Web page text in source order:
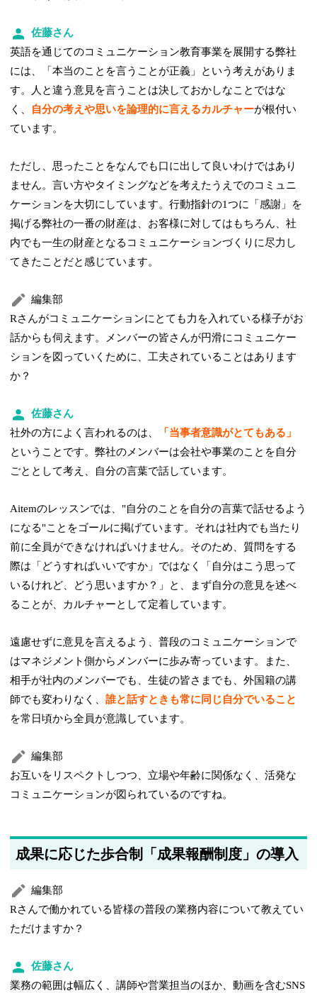
佐藤さん
英語を通じてのコミュニケーション教育事業を展開する弊社
には、「本当のことを言うことが正義」という考えがありま
す。人と違う意見を言うことは決しておかしなことではな
く、
自分の考えや思いを論理的に言えるカルチャーが根付い
ています。
ただし、思ったことをなんでも口に出して良いわけではあり
ません。言い方やタイミングなどを考えたうえでのコミュニ
ケーションを大切にしています。行動指針の1つに「感謝」を
掲げる弊社の一番の財産は、お客様に対してはもちろん、社
内でも一生の財産となるコミュニケーションづくりに尽力し
てきたことだと感じています。
編集部
Rさんがコミュニケーションにとても力を入れている様子がお
話からも伺えます。メンバーの皆さんが円滑にコミュニケー
ションを図っていくために、工夫されていることはあります
か？
佐藤さん
社外の方によく言われるのは、
「当事者意識がとてもある」
ということです。弊社のメンバーは会社や事業のことを自分
ごととして考え、自分の言葉で話しています。
Aitemのレッスンでは、"自分のことを自分の言葉で話せるよう
になる"ことをゴールに掲げています。それは社内でも当たり
前に全員ができなければいけません。そのため、質問をする
際は「どうすればいいですか」ではなく「自分はこう思って
いるけれど、どう思いますか？」と、まず自分の意見を述べ
ることが、カルチャーとして定着しています。
遠慮せずに意見を言えるよう、普段のコミュニケーションで
はマネジメント側からメンバーに歩み寄っています。また、
相手が社内のメンバーでも、生徒の皆さまでも、外国籍の講
師でも変わりなく、誰と話すときも常に同じ自分でいること
を常日頃から全員が意識しています。
編集部
お互いをリスペクトしつつ、立場や年齢に関係なく、活発な
コミュニケーションが図られているのですね。
成果に応じた歩合制「成果報酬制度」の導入
編集部
Rさんで働かれている皆様の普段の業務内容について教えてい
ただけますか？
佐藤さん
業務の範囲は幅広く、講師や営業担当のほか、動画を含むSNS